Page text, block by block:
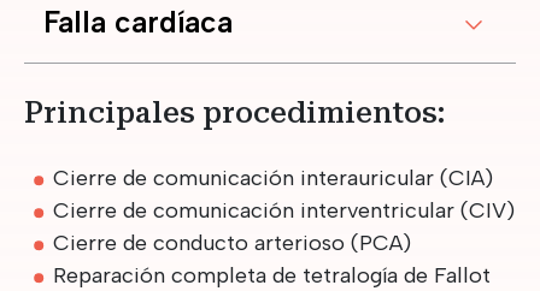
Falla cardíaca
Principales procedimientos:
Cierre de comunicación interauricular (CIA)
Cierre de comunicación interventricular (CIV)
Cierre de conducto arterioso (PCA)
Reparación completa de tetralogía de Fallot